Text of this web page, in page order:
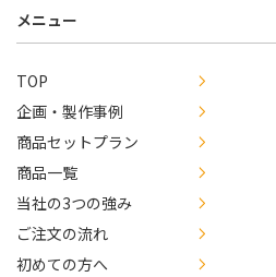
メニュー
TOP
企画・製作事例
商品セットプラン
商品一覧
当社の3つの強み
ご注文の流れ
初めての方へ